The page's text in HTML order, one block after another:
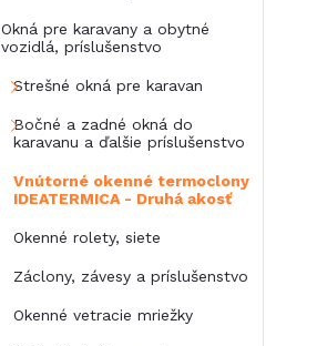
Okná pre karavany a obytné
vozidlá, príslušenstvo
Strešné okná pre karavan
Bočné a zadné okná do
karavanu a ďalšie príslušenstvo
Vnútorné okenné termoclony
IDEATERMICA - Druhá akosť
Okenné rolety, siete
Záclony, závesy a príslušenstvo
Okenné vetracie mriežky